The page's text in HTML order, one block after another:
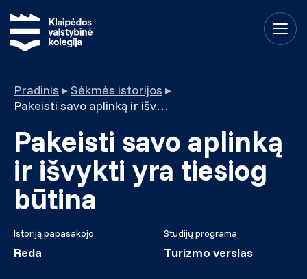
Pradinis ▸Sėkmės istorijos ▸
Pakeisti savo aplinką ir išvykti yra tiesiog būtina
Pakeisti savo aplinką
ir išvykti yra tiesiog
būtina
Istoriją papasakojo
Reda
Studijų programa
Turizmo verslas